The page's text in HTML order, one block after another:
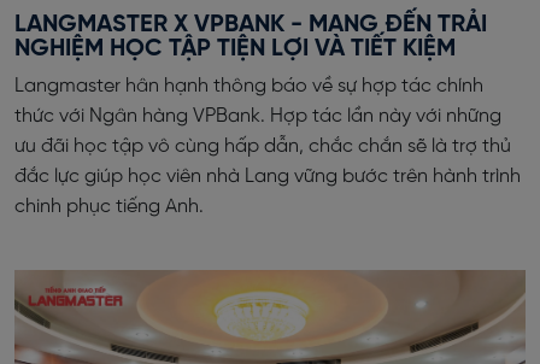
LANGMASTER X VPBANK - MANG ĐẾN TRẢI
NGHIỆM HỌC TẬP TIỆN LỢI VÀ TIẾT KIỆM
Langmaster hân hạnh thông báo về sự hợp tác chính
thức với Ngân hàng VPBank. Hợp tác lần này với những
ưu đãi học tập vô cùng hấp dẫn, chắc chắn sẽ là trợ thủ
đắc lực giúp học viên nhà Lang vững bước trên hành trình
chinh phục tiếng Anh.